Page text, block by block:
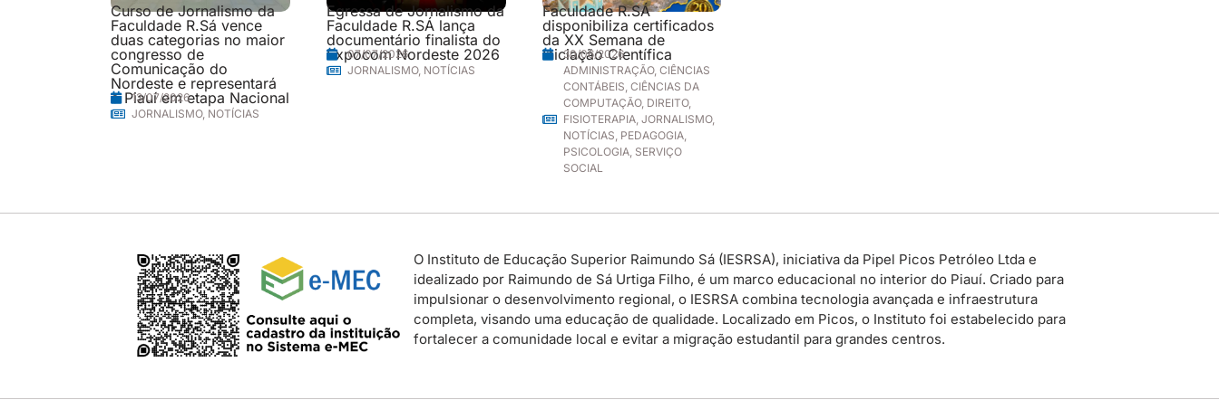
Curso de Jornalismo da
Faculdade R.Sá vence
duas categorias no maior
congresso de
Comunicação do
Nordeste e representará
o Piauí em etapa Nacional
13/07/2026
JORNALISMO, NOTÍCIAS
Egressa de Jornalismo da
Faculdade R.SÁ lança
documentário finalista do
Expocom Nordeste 2026
07/07/2026
JORNALISMO, NOTÍCIAS
Faculdade R.SÁ
disponibiliza certificados
da XX Semana de
Iniciação Científica
30/06/2026
ADMINISTRAÇÃO, CIÊNCIAS
CONTÁBEIS CIÊNCIAS DA
COMPUTAÇÃO, DIREITO,
FISIOTERAPIA, JORNALISMO,
NOTÍCIAS PEDAGOGIA,
PSICOLOGIA, SERVIÇO
SOCIAL
O Instituto de Educação Superior Raimundo Sá (IESRSA), iniciativa da Pipel Picos Petróleo Ltda e
idealizado por Raimundo de Sá Urtiga Filho, é um marco educacional no interior do Piauí. Criado para
impulsionar o desenvolvimento regional, o IESRSA combina tecnologia avançada e infraestrutura
completa, visando uma educação de qualidade. Localizado em Picos, o Instituto foi estabelecido para
fortalecer a comunidade local e evitar a migração estudantil para grandes centros.